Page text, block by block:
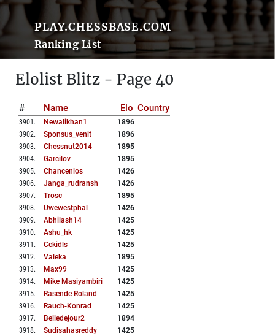
PLAY.CHESSBASE.COM
Ranking List
Elolist Blitz - Page 40
# Name Elo Country
3901 . Newalikhan1
1896
3902. Sponsus_venit
1896
3903. Chessnut2014
1895
3904. Garcilov
1895
3905. Chancenlos
1426
3906. Janga_rudransh
1426
3907. Trosc
1895
3908. Uwewestphal
1426
3909. Abhilash14
1425
3910. Ashu_hk
1425
3911 . Cckidls
1425
3912. Valeka
1895
3913. Max99
1425
3914. Mike Masiyambiri
1425
3915. Rasende Roland
1425
3916. Rauch-Konrad
1425
3917. Belledejour2
1894
3918. Sudisahasreddy
1425